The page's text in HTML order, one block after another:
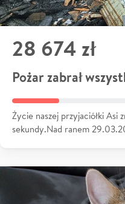
28 674 zł
Pożar zabrał
Życie naszej przyjaciółki Asi
sekundy.Nad ranem